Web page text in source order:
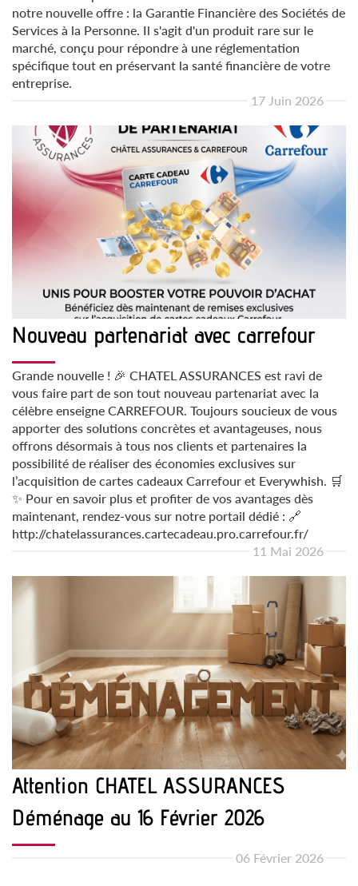
notre nouvelle offre : la Garantie Financière des Sociétés de
Services à la Personne. Il s'agit d'un produit rare sur le
marché, conçu pour répondre à une réglementation
spécifique tout en préservant la santé financière de votre
entreprise.
17 Juin 2026
Nouveau partenariat avec carrefour
Grande nouvelle ! 🎉 CHATEL ASSURANCES est ravi de
vous faire part de son tout nouveau partenariat avec la
célèbre enseigne CARREFOUR. Toujours soucieux de vous
apporter des solutions concrètes et avantageuses, nous
offrons désormais à tous nos clients et partenaires la
possibilité de réaliser des économies exclusives sur
l’acquisition de cartes cadeaux Carrefour et Everywhish. 🛒
✨ Pour en savoir plus et profiter de vos avantages dès
maintenant, rendez-vous sur notre portail dédié : 🔗
http://chatelassurances.cartecadeau.pro.carrefour.fr/
11 Mai 2026
Attention CHATEL ASSURANCES
Déménage au 16 Février 2026
06 Février 2026